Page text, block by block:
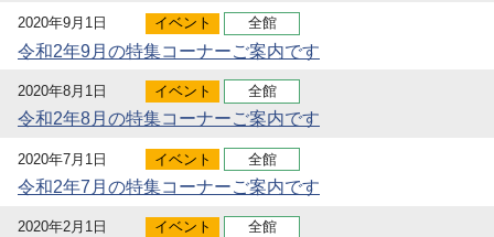
2020年9月1日 イベント 全館
令和2年9月の特集コーナーご案内です
2020年8月1日 イベント 全館
令和2年8月の特集コーナーご案内です
2020年7月1日 イベント 全館
令和2年7月の特集コーナーご案内です
2020年2月1日 イベント 全館